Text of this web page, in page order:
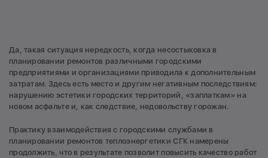
Да, такая ситуация нередкость, когда несостыковка в
планировании ремонтов различными городскими
предприятиями и организациями приводила к дополнительным
затратам. Здесь есть место и другим негативным последствиям:
нарушению эстетики городских территорий, «заплаткам» на
новом асфальте и, как следствие, недовольству горожан.
Практику взаимодействия с городскими службами в
планировании ремонтов теплоэнергетики СГК намерены
продолжить, что в результате позволит повысить качество работ